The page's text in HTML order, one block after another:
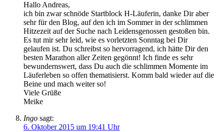
Hallo Andreas,
ich bin zwar schnöde Startblock H-Läuferin, danke Dir aber
sehr für den Blog, auf den ich im Sommer in der schlimmen
Hitzezeit auf der Suche nach Leidensgenossen gestoßen bin.
Es tut mir sehr leid, wie es vorletzten Sonntag bei Dir
gelaufen ist. Du schreibst so hervorragend, ich hätte Dir den
besten Marathon aller Zeiten gegönnt! Ich finde es sehr
bewundernswert, dass Du auch die schlimmen Momente im
Läuferleben so offen thematisierst. Komm bald wieder auf die
Beine und mach weiter so!
Viele Grüße
Meike
Ingo sagt:
6. Oktober 2015 um 19:41 Uhr